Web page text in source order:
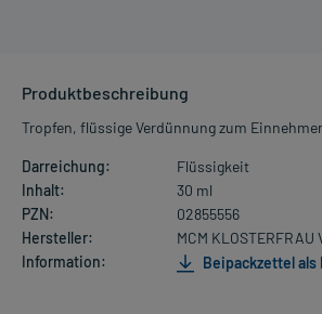
Produktbeschreibung
Tropfen, flüssige Verdünnung zum
Darreichung:
Flüssigkeit
Inhalt:
30 ml
PZN:
02855556
Hersteller:
MCM KLOSTERFRAU
Information:
Beipackzettel als